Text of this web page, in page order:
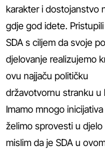
karakter i dostojanstvo
gdje god idete.
SDA s ciljem da svoje
djelovanje realizujemo
ovu najjaču političku
državotvornu stranku u
Imamo mnogo
želimo sprovesti u djelo
mislim da je SDA u